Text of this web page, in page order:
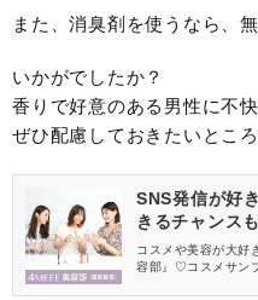
また、消臭剤を使うなら、
いかがでしたか？
香りで好意のある男性に不
ぜひ配慮しておきたいところ
SNS発信が好
きるチャンス
中
コスメや美容が大好
容部』♡コスメサン